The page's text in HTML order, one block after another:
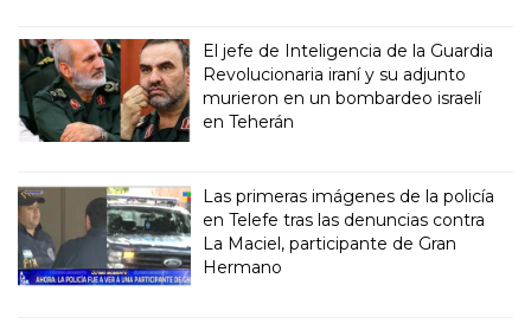
El jefe de Inteligencia de la Guardia
Revolucionaria iraní y su adjunto
murieron en un bombardeo israelí
en Teherán
Las primeras imágenes de la policía
en Telefe tras las denuncias contra
La Maciel, participante de Gran
Hermano